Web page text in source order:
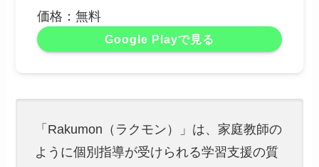
価格：無料
Google Playで見る
「Rakumon（ラクモン）」は、家庭教師の
ように個別指導が受けられる学習支援の質